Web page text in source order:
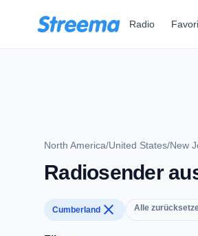
Radio
North America/United States/New
Radiosender
Cumberland close Alle